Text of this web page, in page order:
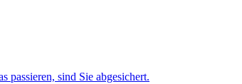
passieren, sind Sie abgesichert.